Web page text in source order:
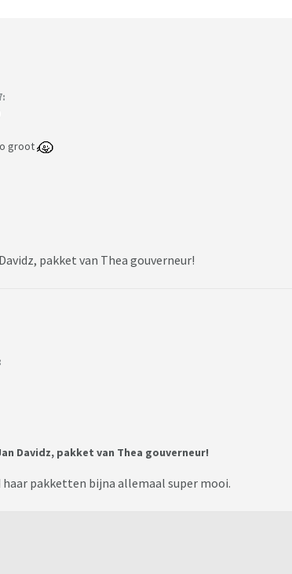
borduren-overig/
pdf-patterns/
of-stitch-cross-stitch-277/
in uploaden en bijhouden (alleen voor android)
welke garen je hebt en welke op je
Stitch
groot
pakket van Thea gouverneur!
Davidz, pakket van Thea gouverneur!
pakketten bijna allemaal super mooi.